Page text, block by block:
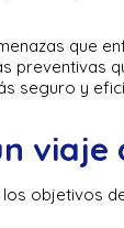
que
preventivas
seguro y
objetivos